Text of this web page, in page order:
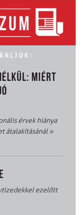
MIÉRT
érvek hiánya
átalakításánál»
ezelőtt